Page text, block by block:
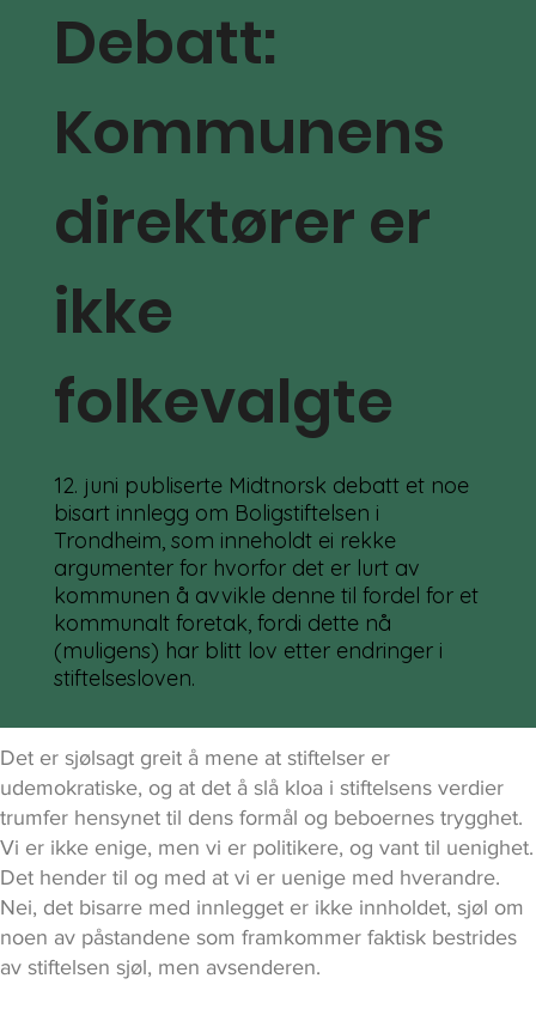
Debatt:
Kommunens
direktører er
ikke
folkevalgte
12. juni publiserte Midtnorsk debatt et noe
bisart innlegg om Boligstiftelsen i
Trondheim, som inneholdt ei rekke
argumenter for hvorfor det er lurt av
kommunen å avvikle denne til fordel for et
kommunalt foretak, fordi dette nå
(muligens) har blitt lov etter endringer i
stiftelsesloven.
Det er sjølsagt greit å mene at stiftelser er
udemokratiske, og at det å slå kloa i stiftelsens verdier
trumfer hensynet til dens formål og beboernes trygghet.
Vi er ikke enige, men vi er politikere, og vant til uenighet.
Det hender til og med at vi er uenige med hverandre.
Nei, det bisarre med innlegget er ikke innholdet, sjøl om
noen av påstandene som framkommer faktisk bestrides
av stiftelsen sjøl, men avsenderen.